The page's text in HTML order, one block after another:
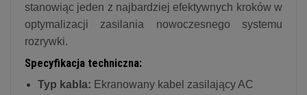
stanowiąc jeden z najbardziej efektywnych kroków w
optymalizacji zasilania nowoczesnego systemu
rozrywki.
Specyfikacja techniczna:
Typ kabla: Ekranowany kabel zasilający AC